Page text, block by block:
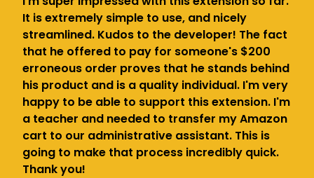
It is extremely simple to use, and nicely
streamlined. Kudos to the developer! The fact
that he offered to pay for someone's $200
erroneous order proves that he stands behind
his product and is a quality individual. I'm very
happy to be able to support this extension. I'm
a teacher and needed to transfer my Amazon
cart to our administrative assistant. This is
going to make that process incredibly quick.
Thank you!